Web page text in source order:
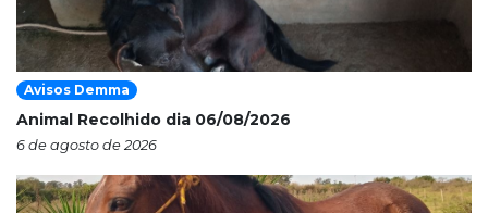
Avisos Demma
Animal Recolhido dia 06/08/2026
6 de agosto de 2026